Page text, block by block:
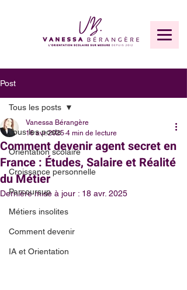
Post
Tous les posts
Orientation scolaire
Croissance personnelle
Parcoursup
Métiers insolites
Comment devenir
IA et Orientation
Tous les posts
Comment devenir agent secret en
France : Études, Salaire et Réalité
du Métier
Vanessa Bérangère
16 avr. 2025 4 min de lecture
Dernière mise à jour : 18 avr. 2025